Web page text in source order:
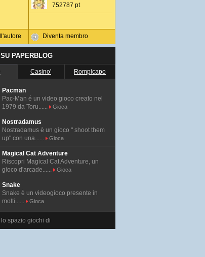
752787 pt
Diventa membro
SU PAPERBLOG
Casino' Rompicapo
Pacman
Pac-Man é un video gioco creato nel
1979 da Toru......
Gioca
Nostradamus
Nostradamus è un gioco " shoot them
up" con una......
Gioca
Magical Cat Adventure
Riscopri Magical Cat Adventure, un
gioco d'arcade......
Gioca
Snake
Snake è un videogioco presente in
molti......
Gioca
spazio giochi di